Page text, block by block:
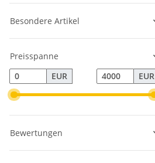
Besondere Artikel
Preisspanne
EUR
EUR
Bewertungen